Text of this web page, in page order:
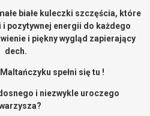
białe kuleczki szczęścia, które
pozytywnej energii do każdego
i piękny wygląd zapierający
dech.
spełni się tu !
i niezwykle uroczego